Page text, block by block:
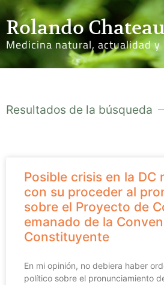
Rolando
Medicina natural, actualidad y
Resultados de la búsqueda
Posible crisis en la DC
con su proceder al
sobre el Proyecto de
emanado de la
Constituyente
En mi opinión, no debiera haber
político sobre el pronunciamiento